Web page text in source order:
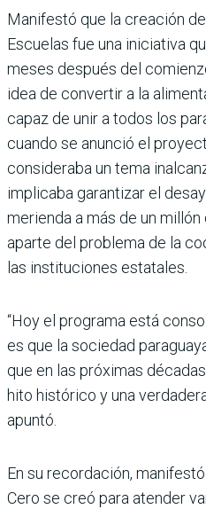
Manifestó que la creación
Escuelas fue una inicia­tiva
meses des­pués del
idea de convertir a la
capaz de unir a todos los
cuando se anunció el
consideraba un tema
implicaba garantizar el
merienda a más de un
aparte del pro­blema de la
las instituciones estatales.
“Hoy el programa está
es que la sociedad
que en las próximas
hito histórico y una
apuntó.
En su recordación,
Cero se creó para aten­der